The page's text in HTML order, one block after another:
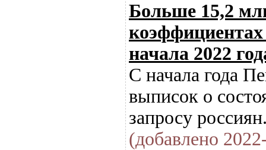
Больше 15,2
начала 2022
С начала года
выписок о
запросу
(добавлено